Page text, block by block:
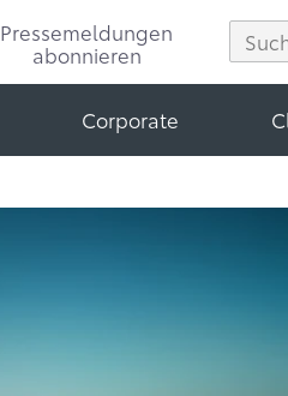
Pressemeldungen
abonnieren
Corporate